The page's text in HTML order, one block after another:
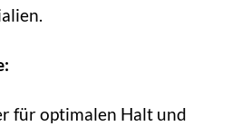
für optimalen Halt und